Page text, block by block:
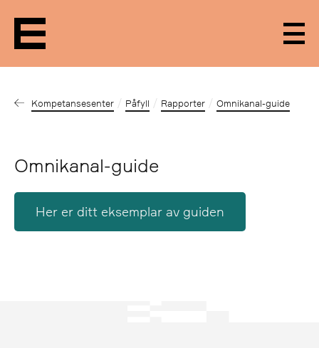
Kompetansesenter Påfyll Rapporter Omnikanal-guide
Omnikanal-guide
Her er ditt eksemplar av guiden